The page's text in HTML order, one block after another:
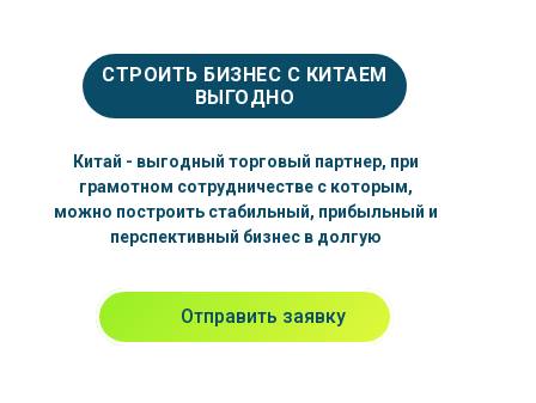
СТРОИТЬ БИЗНЕС С КИТАЕМ
ВЫГОДНО
Китай - выгодный торговый партнер, при
грамотном сотрудничестве с которым,
можно построить стабильный, прибыльный и
перспективный бизнес в долгую
Отправить заявку